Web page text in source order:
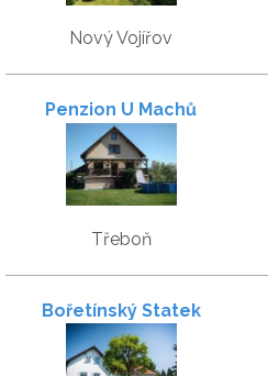
Nový Vojířov
Penzion U Machů
Třeboň
Bořetínský Statek